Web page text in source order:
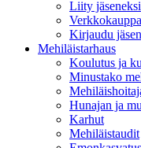
Liity jäseneksi
Kirjaudu
Mehiläistarhaus
Koulutus ja
Minustako
Hunajan ja
Karhut
Mehiläistaudit